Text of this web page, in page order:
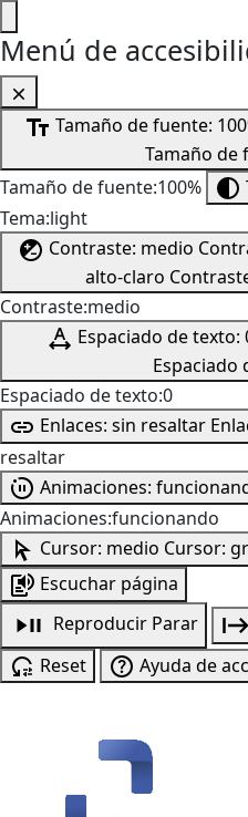
Menú de
Tamaño de fuente:
Tamaño de
Tamaño de fuente:100%
Tema:light
Contraste: medio
alto-claro
Contraste:medio
Espaciado de texto:
Espaciado
Espaciado de texto:0
Enlaces: sin resaltar
resaltar
Animaciones:
Animaciones:funcionando
Cursor: medio Cursor:
Escuchar página
Reproducir Parar
Reset
Ayuda de